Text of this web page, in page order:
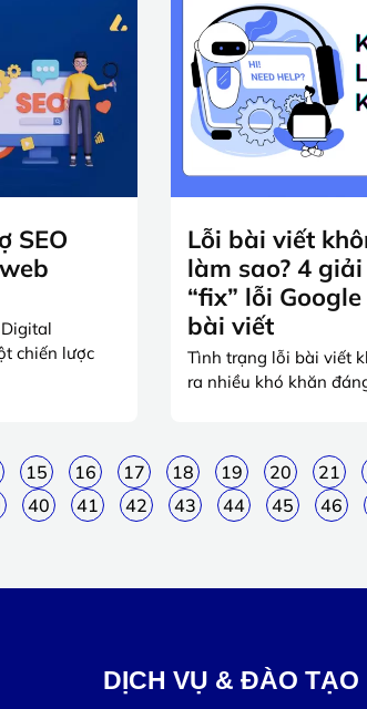
SEO
chiến lược
Lỗi bài viết
làm sao? 4
“fix” lỗi
bài viết
Tình trạng lỗi bài viết
ra nhiều khó khăn
15 16 17 18 19 20 21
40 41 42 43 44 45 46
DỊCH VỤ & ĐÀO TẠO